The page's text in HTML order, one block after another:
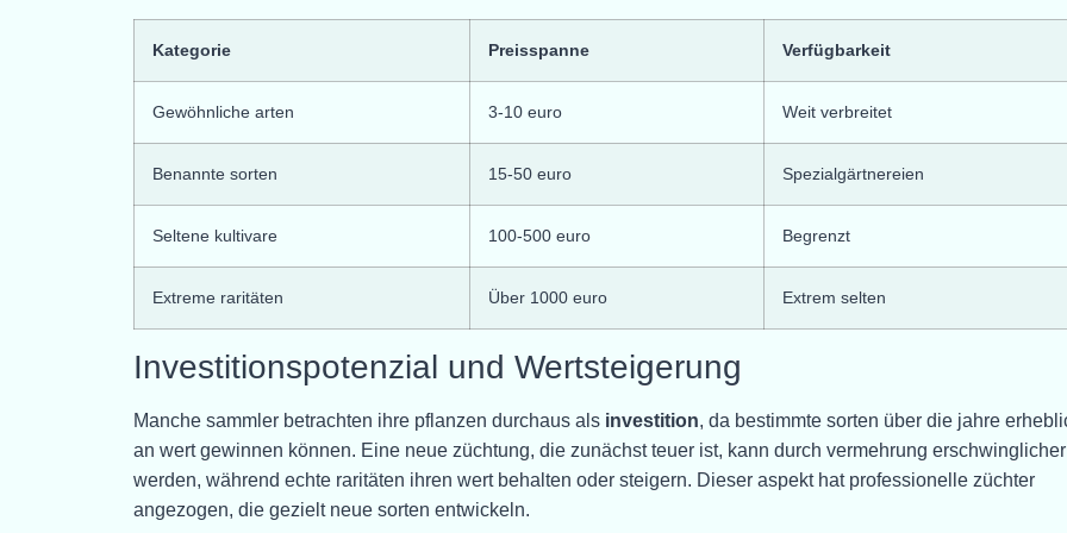
Kategorie Preisspanne Verfügbarkeit
Gewöhnliche arten 3-10 euro Weit verbreitet
Benannte sorten 15-50 euro Spezialgärtnereien
Seltene kultivare 100-500 euro Begrenzt
Extreme raritäten Über 1000 euro Extrem selten
Investitionspotenzial und Wertsteigerung
Manche sammler betrachten ihre pflanzen durchaus als investition, da bestimmte sorten über die jahre
an wert gewinnen können. Eine neue züchtung, die zunächst teuer ist, kann durch vermehrung erschwinglicher
werden, während echte raritäten ihren wert behalten oder steigern. Dieser aspekt hat professionelle züchter
angezogen, die gezielt neue sorten entwickeln.